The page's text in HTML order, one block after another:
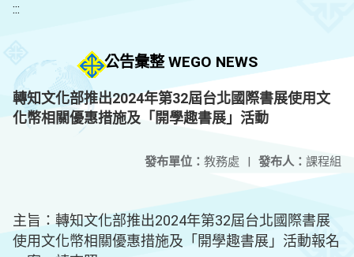
:::
公告彙整 WEGO NEWS
轉知文化部推出2024年第32屆台北國際書展使用文
化幣相關優惠措施及「開學趣書展」活動
發布人： 課程組
發布單位： 教務處 |
主旨：轉知文化部推出2024年第32屆台北國際書展
使用文化幣相關優惠措施及「開學趣書展」活動報名